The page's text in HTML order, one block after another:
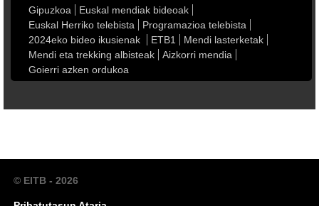
Gipuzkoa
Euskal mendiak bideoak
Euskal Herriko telebista
Programazioa telebista
2024eko bideo ikusienak
ETB1
Mendi lasterketak
Mendi eta trekking albisteak
Aizkorri mendia
Goierri azken ordukoa
© EITB - 2026